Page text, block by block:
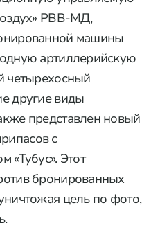
РВВ-МД,
машины
артиллерийскую
четырехосный
другие виды
представлен новый
с
«Тубус». Этот
бронированных
цель по фото,